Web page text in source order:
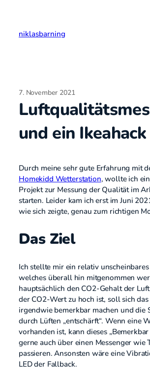
springen
niklasbarning
7. November 2021
und ein Ikeahack
Durch meine sehr gute Erfahrung mit
Homekidd Wetterstation, wollte ich
Projekt zur Messung der Qualität im
starten. Leider kam ich erst im Juni
wie sich zeigte, genau zum richtigen
Das Ziel
Ich stellte mir ein relativ
welches überall hin mitgenommen
hauptsächlich den CO2-Gehalt der
der CO2-Wert zu hoch ist, soll sich das
irgendwie bemerkbar machen und die
durch Lüften „entschärft“. Wenn eine
vorhanden ist, kann dieses „Bemerkbar
gerne auch über einen Messenger wie
passieren. Ansonsten wäre eine
LED der Fallback.